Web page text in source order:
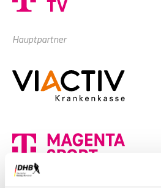
Hauptpartner